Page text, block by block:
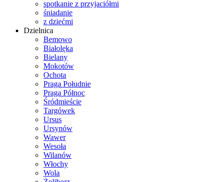
spotkanie z przyjaciółmi
śniadanie
z dziećmi
Dzielnica
Bemowo
Białolęka
Bielany
Mokotów
Ochota
Praga Południe
Praga Północ
Śródmieście
Targówek
Ursus
Ursynów
Wawer
Wesoła
Wilanów
Włochy
Wola